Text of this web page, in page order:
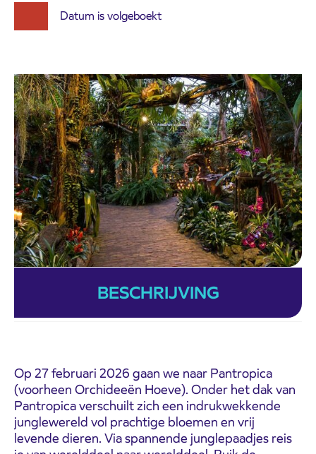
Datum is volgeboekt
BESCHRIJVING
Op 27 februari 2026 gaan we naar Pantropica
(voorheen Orchideeën Hoeve). Onder het dak van
Pantropica verschuilt zich een indrukwekkende
junglewereld vol prachtige bloemen en vrij
levende dieren. Via spannende junglepaadjes reis